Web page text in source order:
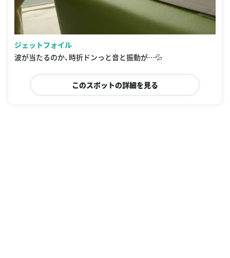
ジェットフォイル
波が当たるのか、時折ドンっと音と振動が…💦
このスポットの詳細を見る